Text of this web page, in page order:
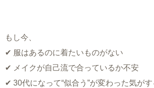
もし今、
✔ 服はあるのに着たいものがない
✔ メイクが自己流で合っているか不安
✔ 30代になって“似合う”が変わった気がす